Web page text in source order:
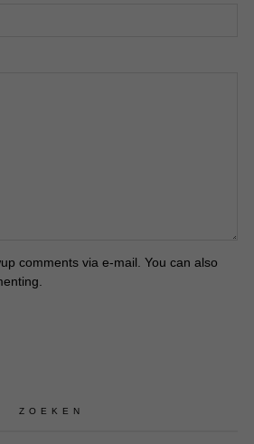
comments via e-mail. You can also
ZOEKEN